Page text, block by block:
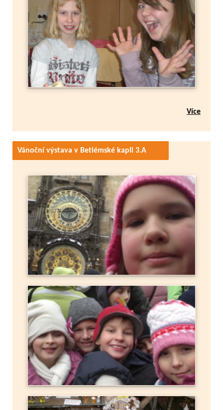
Více
Vánoční výstava v Betlémské kapli 3.A